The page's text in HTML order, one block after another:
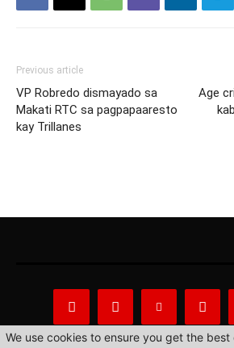
Previous article
VP Robredo dismayado sa
Makati RTC sa pagpapaaresto
kay Trillanes
Age
We use cookies to ensure you get the